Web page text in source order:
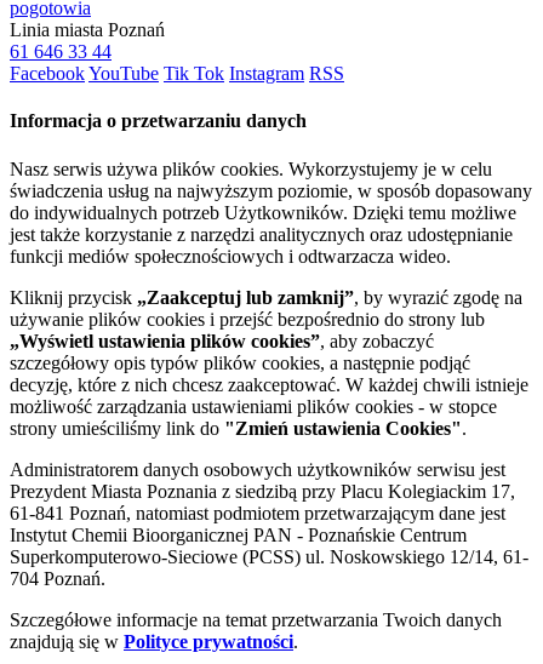
pogotowia
Linia miasta Poznań
61 646 33 44
FacebookYouTube Tik Tok Instagram RSS
Informacja o przetwarzaniu danych
Nasz serwis używa plików cookies. Wykorzystujemy je w celu
świadczenia usług na najwyższym poziomie, w sposób dopasowany
do indywidualnych potrzeb Użytkowników. Dzięki temu możliwe
jest także korzystanie z narzędzi analitycznych oraz udostępnianie
funkcji mediów społecznościowych i odtwarzacza wideo.
Kliknij przycisk „Zaakceptuj lub zamknij”, by wyrazić zgodę na
używanie plików cookies i przejść bezpośrednio do strony lub
„Wyświetl ustawienia plików cookies”, aby zobaczyć
szczegółowy opis typów plików cookies, a następnie podjąć
decyzję, które z nich chcesz zaakceptować. W każdej chwili istnieje
możliwość zarządzania ustawieniami plików cookies - w stopce
strony umieściliśmy link do "Zmień ustawienia Cookies".
Administratorem danych osobowych użytkowników serwisu jest
Prezydent Miasta Poznania z siedzibą przy Placu Kolegiackim 17,
61-841 Poznań, natomiast podmiotem przetwarzającym dane jest
Instytut Chemii Bioorganicznej PAN - Poznańskie Centrum
Superkomputerowo-Sieciowe (PCSS) ul. Noskowskiego 12/14, 61-
704 Poznań.
Szczegółowe informacje na temat przetwarzania Twoich danych
znajdują się w Polityce prywatności.